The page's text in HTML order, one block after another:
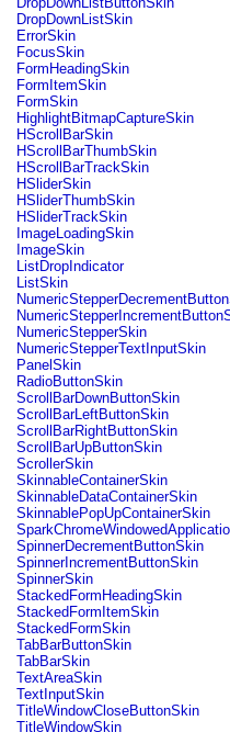
flash.desktop
flash.display
flash.display3D
flash.display3D.textures
flash.errors
flash.events
flash.external
flash.filesystem
flash.filters
flash.geom
flash.globalization
flash.html
flash.media
flash.net
flash.net.dns
flash.net.drm
flash.notifications
flash.permissions
flash.printing
flash.profiler
flash.sampler
flash.security
flash.sensors
flash.system
flash.text
flash.text.engine
flash.text.ime
flash.ui
flash.utils
flash.xml
flashx.textLayout
flashx.textLayout.compose
flashx.textLayout.container
flashx.textLayout.conversion
flashx.textLayout.edit
flashx.textLayout.elements
flashx.textLayout.events
flashx.textLayout.factory
flashx.textLayout.formats
flashx.textLayout.operations
flashx.textLayout.utils
flashx.undo
mx.accessibility
mx.automation
DropDownListSkin
ErrorSkin
FocusSkin
FormHeadingSkin
FormItemSkin
FormSkin
HighlightBitmapCaptureSkin
HScrollBarSkin
HScrollBarThumbSkin
HScrollBarTrackSkin
HSliderSkin
HSliderThumbSkin
HSliderTrackSkin
ImageLoadingSkin
ImageSkin
ListDropIndicator
ListSkin
NumericStepperSkin
NumericStepperTextInputSkin
PanelSkin
RadioButtonSkin
ScrollBarDownButtonSkin
ScrollBarLeftButtonSkin
ScrollBarRightButtonSkin
ScrollBarUpButtonSkin
ScrollerSkin
SkinnableContainerSkin
SkinnableDataContainerSkin
SkinnablePopUpContainerSkin
SpinnerDecrementButtonSkin
SpinnerIncrementButtonSkin
SpinnerSkin
StackedFormHeadingSkin
StackedFormItemSkin
StackedFormSkin
TabBarButtonSkin
TabBarSkin
TextAreaSkin
TextInputSkin
TitleWindowCloseButtonSkin
TitleWindowSkin